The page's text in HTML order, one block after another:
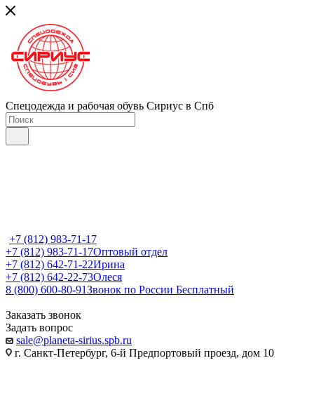
Спецодежда и рабочая обувь Сириус в Спб
+7 (812) 983-71-17
+7 (812) 983-71-17Оптовый отдел
+7 (812) 642-71-22Ирина
+7 (812) 642-22-73Олеся
8 (800) 600-80-91Звонок по России Бесплатный
Заказать звонок
Задать вопрос
sale@planeta-sirius.spb.ru
г. Санкт-Петербург, 6-й Предпортовый проезд, дом 10